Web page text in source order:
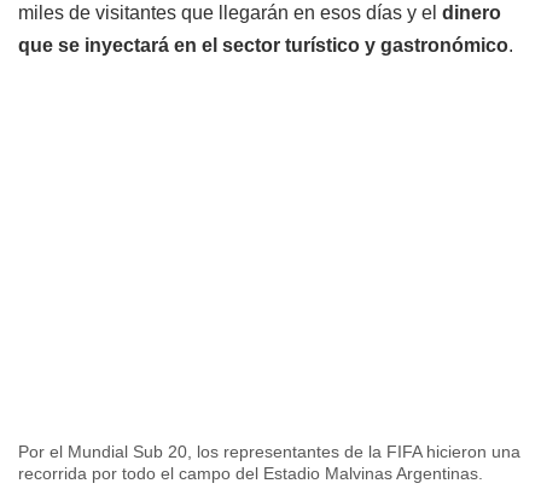
miles de visitantes que llegarán en esos días y el dinero
que se inyectará en el sector turístico y gastronómico.
Por el Mundial Sub 20, los representantes de la FIFA hicieron una
recorrida por todo el campo del Estadio Malvinas Argentinas.